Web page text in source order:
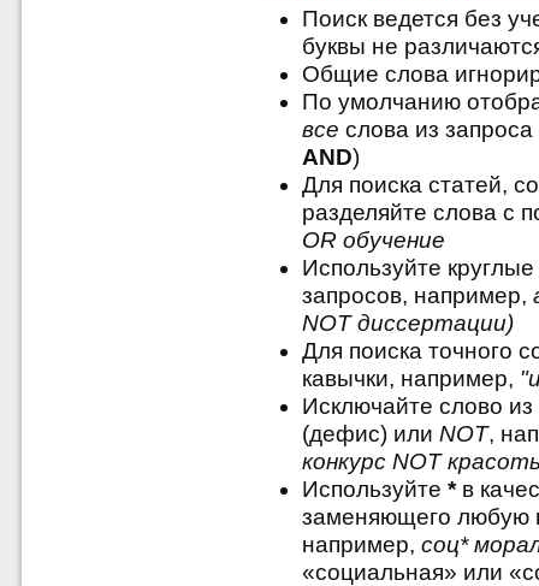
Поиск ведется без
буквы не
Общие слова
По умолчанию
все слова из
AND)
Для поиска статей,
разделяйте слова с
OR обучение
Используйте
запросов, например,
NOT диссертации)
Для поиска точного
кавычки, например,
Исключайте слово
(дефис) или NOT,
конкурс NOT
Используйте *в
заменяющего любую
например, соц*
«социальная» или